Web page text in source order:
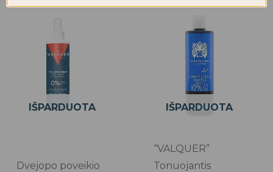
IŠPARDUOTA
Dvejopo poveikio
IŠPARDUOTA
“VALQUER”
Tonuojantis